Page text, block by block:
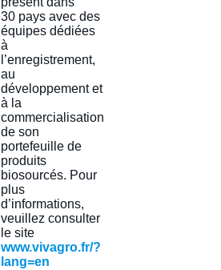
30 pays avec des
équipes dédiées
à
l’enregistrement,
au
développement et
à la
commercialisation
de son
portefeuille de
produits
biosourcés. Pour
plus
d’informations,
veuillez consulter
le site
www.vivagro.fr/?
lang=en